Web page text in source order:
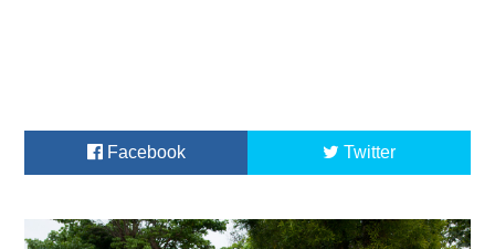
Facebook Twitter